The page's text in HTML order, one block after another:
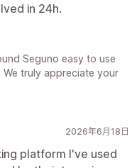
in 24h.
Seguno easy to use
truly appreciate your
2026年6月18日
platform I've used